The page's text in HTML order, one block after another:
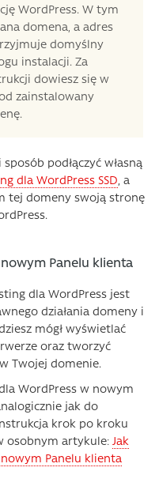
WordPress. W tym
domena, a adres
domyślny
instalacji. Za
dowiesz się w
zainstalowany
podłączyć własną
dla WordPress SSD, a
tej domeny swoją stronę
Panelu klienta
dla WordPress jest
działania domeny i
mógł wyświetlać
oraz tworzyć
Twojej domenie.
WordPress w nowym
jak do
krok po kroku
osobnym artykule:Jak
Panelu klienta